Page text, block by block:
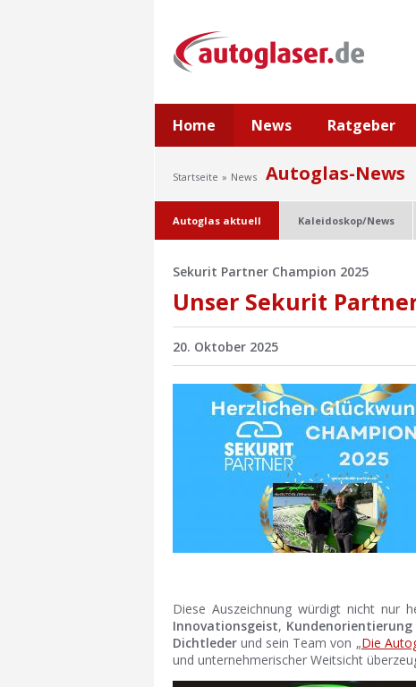
Home News Ratgeber
Startseite News Autoglas-News
Autoglas aktuell Kaleidoskop/News
Sekurit Partner Champion 2025
Unser Sekurit
20. Oktober 2025
Diese Auszeichnung würdigt nicht nur
Innovationsgeist, Kundenorientierung
Dichtleder und sein Team von „Die
und unternehmerischer Weitsicht